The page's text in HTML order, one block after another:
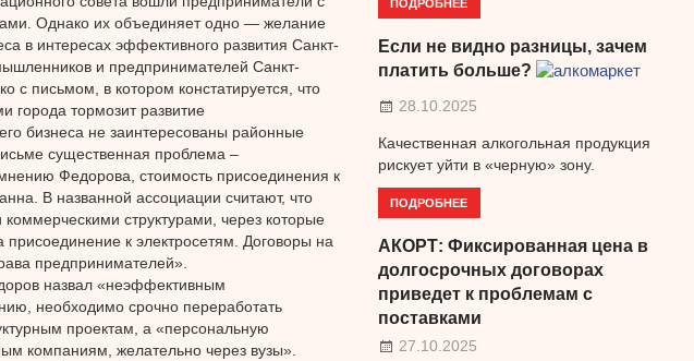
Однако их объединяет одно — желание
в интересах эффективного развития Санкт-
и предпринимателей Санкт-
с письмом, в котором констатируется, что
города тормозит развитие
бизнеса не заинтересованы районные
существенная проблема –
Федорова, стоимость присоединения к
В названной ассоциации считают, что
структурами, через которые
к электросетям. Договоры на
предпринимателей».
назвал «неэффективным
необходимо срочно переработать
проектам, а «персональную
компаниям, желательно через вузы».
Если не видно разницы, зачем
платить больше?
28.10.2025
Качественная алкогольная продукция
рискует уйти в «черную» зону.
ПОДРОБНЕЕ
АКОРТ: Фиксированная цена в
долгосрочных договорах
приведет к проблемам с
поставками
27.10.2025